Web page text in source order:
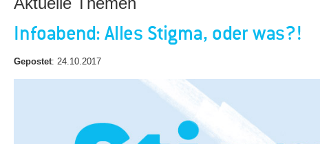
Infoabend: Alles Stigma, oder was?!
Gepostet: 24.10.2017